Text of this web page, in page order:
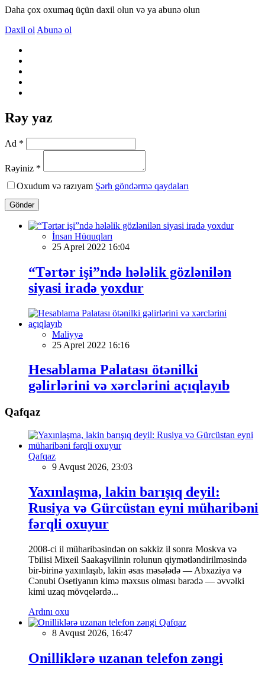
Daha çox oxumaq üçün daxil olun və ya abunə olun
Daxil ol Abunə ol
Rəy yaz
Ad *
Rəyiniz *
Oxudum və razıyam Şərh göndərmə qaydaları
Göndər
İnsan Hüquqları
25 Aprel 2022 16:04
“Tərtər işi”ndə hələlik gözlənilən
siyasi iradə yoxdur
Maliyyə
25 Aprel 2022 16:16
Hesablama Palatası ötənilki
gəlirlərini və xərclərini açıqlayıb
Qafqaz
Qafqaz
9 Avqust 2026, 23:03
Yaxınlaşma, lakin barışıq deyil:
Rusiya və Gürcüstan eyni müharibəni
fərqli oxuyur
2008-ci il müharibəsindən on səkkiz il sonra Moskva və
Tbilisi Mixeil Saakaşvilinin rolunun qiymətləndirilməsində
bir-birinə yaxınlaşıb, lakin əsas məsələdə — Abxaziya və
Cənubi Osetiyanın kimə məxsus olması barədə — əvvəlki
kimi uzaq mövqelərdə...
Ardını oxu
Qafqaz
8 Avqust 2026, 16:47
Onilliklərə uzanan telefon zəngi